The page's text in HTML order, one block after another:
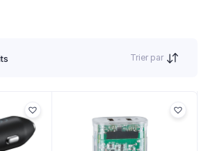
Trier par